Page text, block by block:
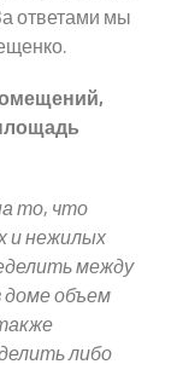
ответами мы
то, что
и нежилых
между
объем
либо